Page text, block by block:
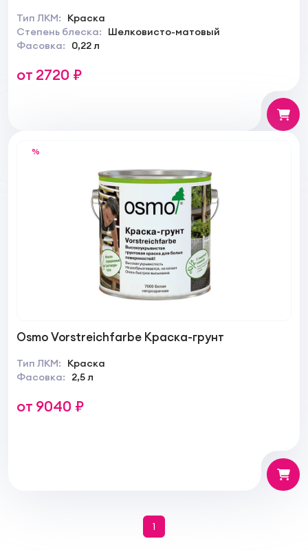
Тип ЛКМ:
Краска
Степень блеска:
Шелковисто-матовый
Фасовка:
0,22 л
от 2720 ₽
%
Osmo Vorstreichfarbe Краска-грунт
Тип ЛКМ:
Краска
Фасовка:
2,5 л
от 9040 ₽
1